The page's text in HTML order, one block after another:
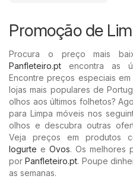
Promoção de
Procura o preço mais
Panfleteiro.pt encontra as
Encontre preços especiais em
lojas mais populares de
olhos aos últimos folhetos?
para Limpa móveis nos
olhos e descubra outras
Veja preços em produtos
Iogurte e Ovos. Os melhores
porPanfleteiro.pt. Poupe
as semanas.